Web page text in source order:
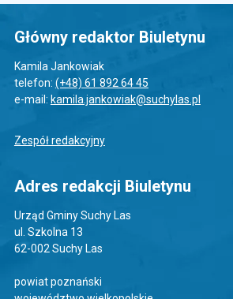
Główny redaktor Biuletynu
Kamila Jankowiak
telefon: (+48) 61 892 64 45
e-mail: kamila.jankowiak@suchylas.pl
Zespół redakcyjny
Adres redakcji Biuletynu
Urząd Gminy Suchy Las
ul. Szkolna 13
62-002 Suchy Las
powiat poznański